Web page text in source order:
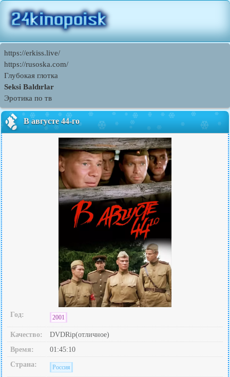
https://erkiss.live/
https://rusoska.com/
Глубокая глотка
Seksi Baldırlar
Эротика по тв
В августе 44-го
Год: 2001
Качество:
DVDRip(отличное)
Время:
01:45:10
Страна:
Россия